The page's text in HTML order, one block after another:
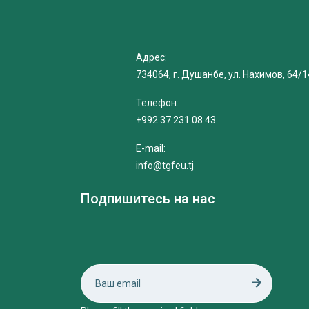
Адрес:
734064, г. Душанбе, ул. Нахимов, 64/
Телефон:
+992 37 231 08 43
E-mail:
info@tgfeu.tj
Подпишитесь на нас